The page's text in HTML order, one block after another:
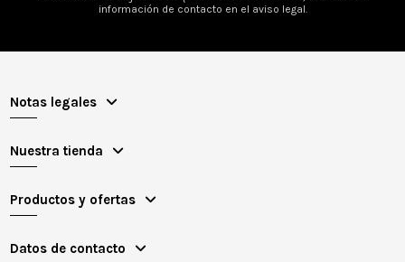
información de contacto en el aviso legal.
Notas legales
Nuestra tienda
Productos y ofertas
Datos de contacto